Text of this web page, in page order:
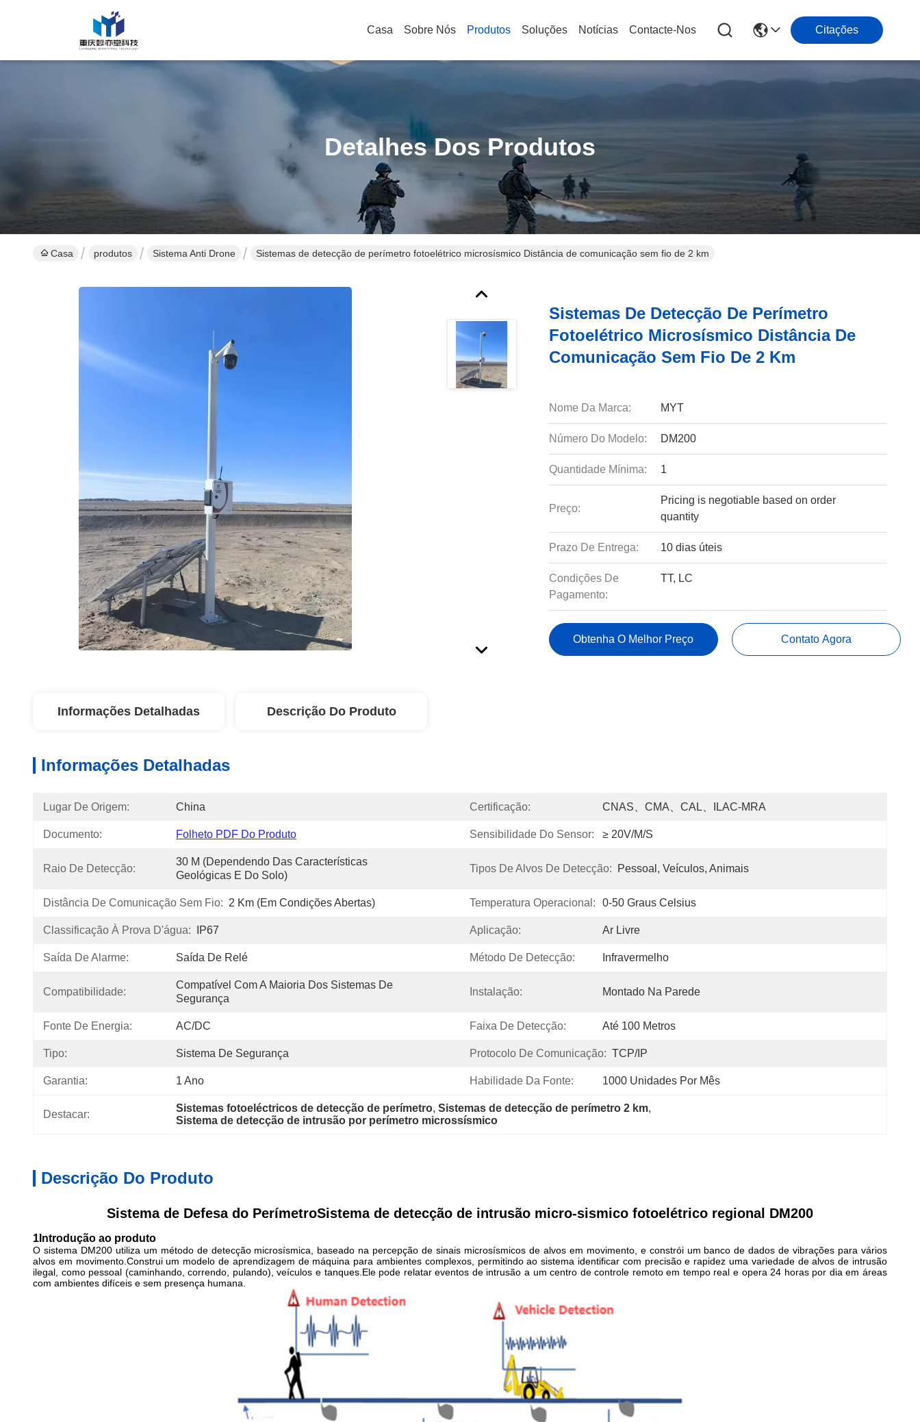
Casa Sobre Nós Produtos Soluções Notícias Contacte-Nos Citações
Detalhes Dos Produtos
Casa produtos Sistema Anti Drone Sistemas de detecção de perímetro fotoelétrico microsísmico Distância de comunicação sem fio de 2 km
Sistemas De Detecção De Perímetro
Fotoelétrico Microsísmico Distância De
Comunicação Sem Fio De 2 Km
Nome Da Marca: MYT
Número Do Modelo: DM200
Quantidade Mínima: 1
Preço:
Pricing is negotiable based on order
quantity
Prazo De Entrega: 10 dias úteis
Condições De
Pagamento:
TT, LC
Obtenha O Melhor Preço Contato Agora
Informações Detalhadas Descrição Do Produto
Informações Detalhadas
Lugar De Origem: China Certificação: CNAS、CMA、CAL、ILAC-MRA
Documento: Folheto PDF Do Produto Sensibilidade Do Sensor: ≥ 20V/m/s
Raio De Detecção:
30 M (dependendo Das Características
Geológicas E Do Solo)
Tipos De Alvos De Detecção: Pessoal, Veículos, Animais
Distância De Comunicação Sem Fio: 2 Km (em Condições Abertas) Temperatura Operacional: 0-50 Graus Celsius
Classificação À Prova D'água: IP67 Aplicação: Ar Livre
Saída De Alarme: Saída De Relé Método De Detecção: Infravermelho
Compatibilidade:
Compatível Com A Maioria Dos Sistemas De
Segurança
Instalação: Montado Na Parede
Fonte De Energia: AC/DC Faixa De Detecção: Até 100 Metros
Tipo: Sistema De Segurança Protocolo De Comunicação: TCP/IP
Garantia: 1 Ano Habilidade Da Fonte: 1000 Unidades Por Mês
Destacar:
Sistemas fotoeléctricos de detecção de perímetro, Sistemas de detecção de perímetro 2 km,
Sistema de detecção de intrusão por perímetro microssísmico
Descrição Do Produto
Sistema de Defesa do PerímetroSistema de detecção de intrusão micro-sismico fotoelétrico regional DM200
1Introdução ao produto
O sistema DM200 utiliza um método de detecção microsísmica, baseado na percepção de sinais microsísmicos de alvos em movimento, e constrói um banco de dados de vibrações para vários
alvos em movimento.Construi um modelo de aprendizagem de máquina para ambientes complexos, permitindo ao sistema identificar com precisão e rapidez uma variedade de alvos de intrusão
ilegal, como pessoal (caminhando, correndo, pulando), veículos e tanques.Ele pode relatar eventos de intrusão a um centro de controle remoto em tempo real e opera 24 horas por dia em áreas
com ambientes difíceis e sem presença humana.